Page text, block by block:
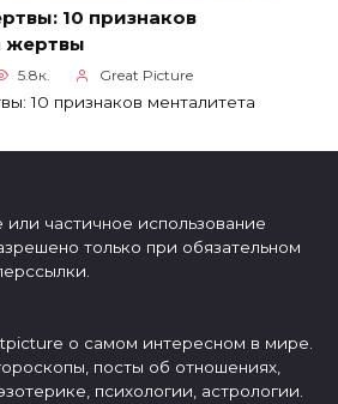
10 признаков
жертвы
5.8к. Great Picture
10 признаков менталитета
частичное использование
только при обязательном
о самом интересном в мире.
посты об отношениях,
психологии, астрологии.